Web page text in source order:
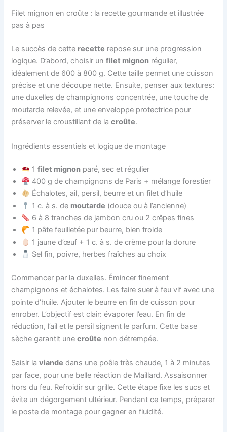
Filet mignon en croûte : la recette gourmande et illustrée
pas à pas
Le succès de cette recette repose sur une progression
logique. D’abord, choisir unfilet mignon régulier,
idéalement de 600 à 800 g. Cette taille permet une cuisson
précise et une découpe nette. Ensuite, penser aux textures:
une duxelles de champignons concentrée, une touche de
moutarde relevée, et une enveloppe protectrice pour
préserver le croustillant de lacroûte.
Ingrédients essentiels et logique de montage
1filet mignon paré, sec et régulier
400 g de champignons de Paris + mélange forestier
Échalotes, ail, persil, beurre et un filet d’huile
1 c. à s. de moutarde (douce ou à l’ancienne)
6 à 8 tranches de jambon cru ou 2 crêpes fines
1 pâte feuilletée pur beurre, bien froide
1 jaune d’œuf + 1 c. à s. de crème pour la dorure
Sel fin, poivre, herbes fraîches au choix
Commencer par la duxelles. Émincer finement
champignons et échalotes. Les faire suer à feu vif avec une
pointe d’huile. Ajouter le beurre en fin de cuisson pour
enrober. L’objectif est clair: évaporer l’eau. En fin de
réduction, l’ail et le persil signent le parfum. Cette base
sèche garantit unecroûte non détrempée.
Saisir laviande dans une poêle très chaude, 1 à 2 minutes
par face, pour une belle réaction de Maillard. Assaisonner
hors du feu. Refroidir sur grille. Cette étape fixe les sucs et
évite un dégorgement ultérieur. Pendant ce temps, préparer
le poste de montage pour gagner en fluidité.